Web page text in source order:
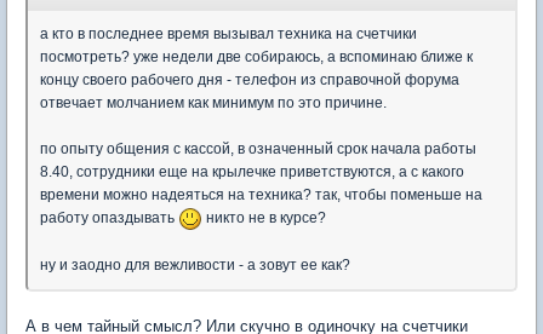
а кто в последнее время вызывал техника на счетчики
посмотреть? уже недели две собираюсь, а вспоминаю ближе к
концу своего рабочего дня - телефон из справочной форума
отвечает молчанием как минимум по это причине.
по опыту общения с кассой, в означенный срок начала работы
8.40, сотрудники еще на крылечке приветствуются, а с какого
времени можно надеяться на техника? так, чтобы поменьше на
работу опаздывать
никто не в курсе?
ну и заодно для вежливости - а зовут ее как?
А в чем тайный смысл? Или скучно в одиночку на счетчики